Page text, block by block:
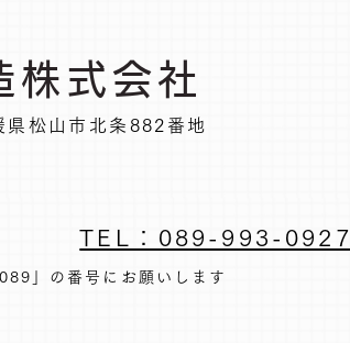
株式会社
松山市北条882番地
TEL：089-993-0927
」の番号にお願いします